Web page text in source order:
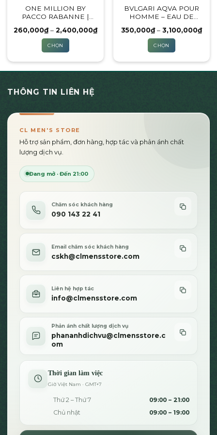
chọn
trên
trang
sản
phẩm
chọn
trên
trang
sản
phẩm
ONE MILLION BY
PACCO RABANNE |
260,000₫ – 2,400,000₫Khoảng
giá:
2,400,000₫
CHỌN
có
Các
tùy
BVLGARI AQVA POUR
HOMME – EAU DE
350,000₫ – 3,100,000₫
giá:
CHỌN
tùy
THÔNG TIN LIÊN HỆ
CL MEN'S STORE
Hỗ trợ sản phẩm, đơn hàng, hợp tác và phản ánh chất
lượng dịch vụ.
Đang mở · Đến 21:00
Chăm sóc khách hàng
090 143 22 41
Email chăm sóc khách hàng
cskh@clmensstore.com
Liên hệ hợp tác
info@clmensstore.com
Phản ánh chất lượng dịch vụ
phananhdichvu@clmensstore.c
om
Thời gian làm việc
Giờ Việt Nam · GMT+7
Thứ 2 – Thứ 7
09:00 – 21:00
Chủ nhật
09:00 – 19:00